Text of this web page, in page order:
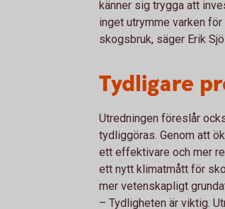
känner sig trygga att
inget utrymme varken
skogsbruk, säger Erik
Tydligare
Utredningen föreslår
tydliggöras. Genom att
ett effektivare och mer
ett nytt klimatmått för
mer vetenskapligt
– Tydligheten är viktig.